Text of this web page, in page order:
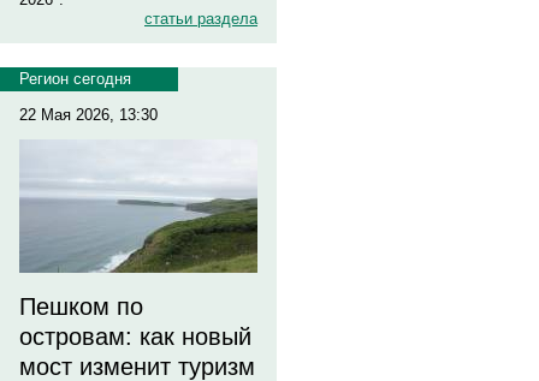
статьи раздела
Регион сегодня
22 Мая 2026, 13:30
Пешком по
островам: как новый
мост изменит туризм